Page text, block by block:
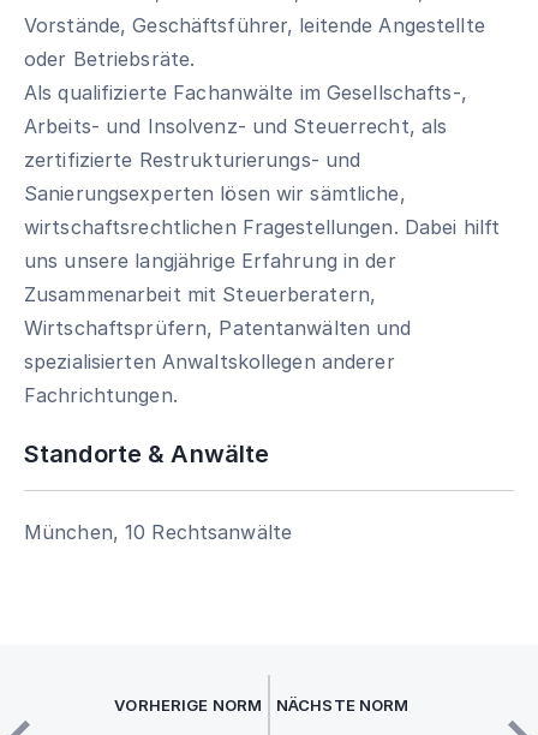
Vorstände, Geschäftsführer, leitende Angestellte
oder Betriebsräte.
Als qualifizierte Fachanwälte im Gesellschafts-,
Arbeits- und Insolvenz- und Steuerrecht, als
zertifizierte Restrukturierungs- und
Sanierungsexperten lösen wir sämtliche,
wirtschaftsrechtlichen Fragestellungen. Dabei hilft
uns unsere langjährige Erfahrung in der
Zusammenarbeit mit Steuerberatern,
Wirtschaftsprüfern, Patentanwälten und
spezialisierten Anwaltskollegen anderer
Fachrichtungen.
Standorte & Anwälte
München, 10 Rechtsanwälte
VORHERIGE NORM NÄCHSTE NORM